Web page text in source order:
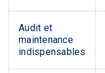
Audit et
maintenance
indispensables